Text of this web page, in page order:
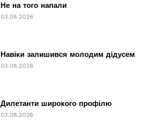
Не на того напали
03.08.2026
Навіки залишився молодим дідусем
03.08.2026
Дилетанти широкого профілю
03.08.2026